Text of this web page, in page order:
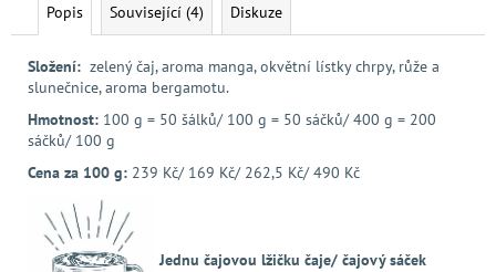
Popis Související (4) Diskuze
Složení: zelený čaj, aroma manga, okvětní lístky chrpy, růže a
slunečnice, aroma bergamotu.
Hmotnost: 100 g = 50 šálků/ 100 g = 50 sáčků/ 400 g = 200
sáčků/ 100 g
Cena za 100 g: 239 Kč/ 169 Kč/ 262,5 Kč/ 490 Kč
Jednu čajovou lžičku čaje/ čajový sáček